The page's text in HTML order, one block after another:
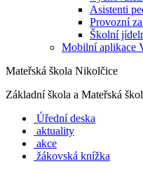
Asistenti
Provozní
Školní
Mobilní aplikace
Mateřská škola Nikolčice
Základní škola a Mateřská
Úřední deska
aktuality
akce
žákovská knížka